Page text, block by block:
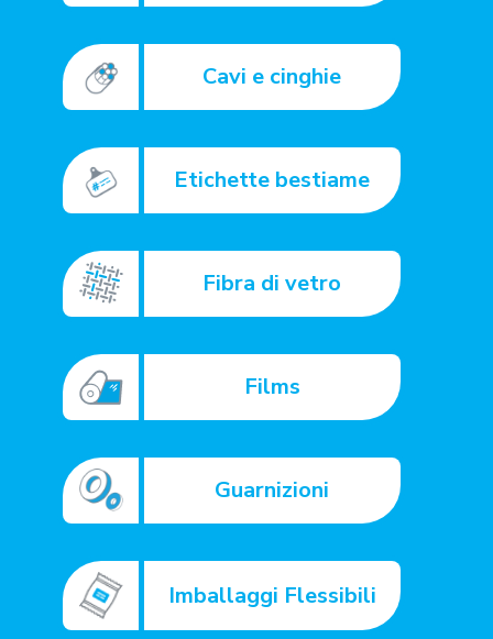
Cavi e cinghie
Etichette bestiame
Fibra di vetro
Films
Guarnizioni
Imballaggi Flessibili